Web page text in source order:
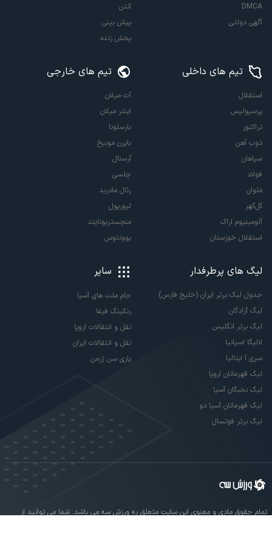
DMCA
آگهی دولتی
آنتن
پیش بینی
پخش زنده
تیم های داخلی
استقلال
پرسپولیس
تراکتور
ذوب آهن
سپاهان
فولاد
ملوان
گل‌گهر
آلومینیوم اراک
استقلال خوزستان
تیم های خارجی
آث میلان
اینتر میلان
بارسلونا
بایرن مونیخ
آرسنال
چلسی
رئال مادرید
لیورپول
منچستریونایتد
یوونتوس
لیگ های پرطرفدار
جدول لیگ برتر ایران (خلیج فارس)
لیگ آزادگان
لیگ برتر انگلیس
لالیگا اسپانیا
سری آ ایتالیا
لیگ قهرمانان اروپا
لیگ نخبگان آسیا
لیگ قهرمانان آسیا دو
لیگ برتر فوتسال
سایر
جام ملت های آسیا
رنکینگ فیفا
نقل و انتقالات اروپا
نقل و انتقالات ایران
پاری سن ژرمن
تمام حقوق مادی و معنوی این سایت متعلق به ورزش سه می باشد. شما می توانید از